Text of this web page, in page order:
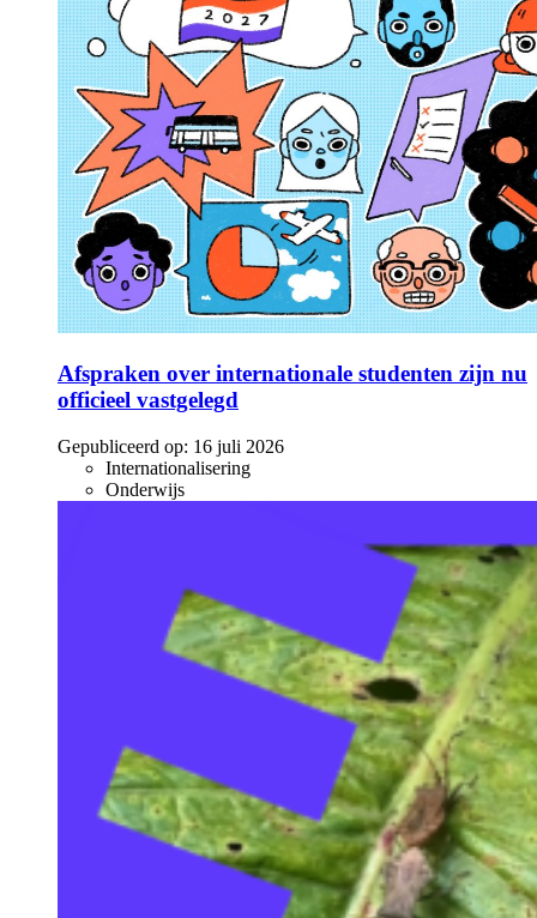
Afspraken over internationale studenten zijn nu
officieel vastgelegd
Gepubliceerd op: 16 juli 2026
Internationalisering
Onderwijs